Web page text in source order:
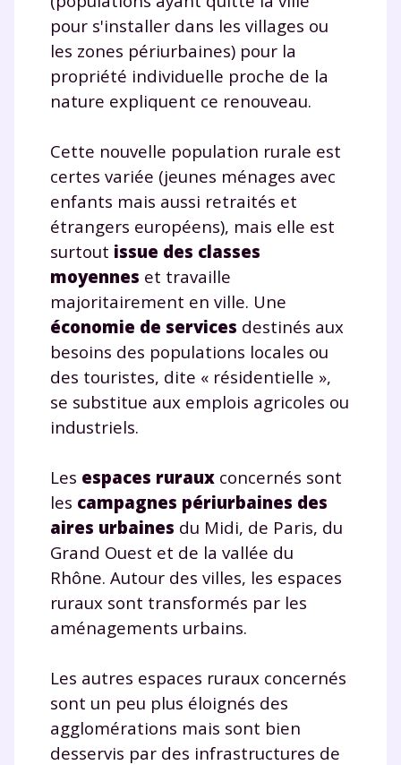
pour s'installer dans les villages ou
les zones périurbaines) pour la
propriété individuelle proche de la
nature expliquent ce renouveau.
Cette nouvelle population rurale est
certes variée (jeunes ménages avec
enfants mais aussi retraités et
étrangers européens), mais elle est
surtout issue des classes
moyennes et travaille
majoritairement en ville. Une
économie de services destinés aux
besoins des populations locales ou
des touristes, dite « résidentielle »,
se substitue aux emplois agricoles ou
industriels.
Les espaces ruraux concernés sont
les campagnes périurbaines des
aires urbaines du Midi, de Paris, du
Grand Ouest et de la vallée du
Rhône. Autour des villes, les espaces
ruraux sont transformés par les
aménagements urbains.
Les autres espaces ruraux concernés
sont un peu plus éloignés des
agglomérations mais sont bien
desservis par des infrastructures de